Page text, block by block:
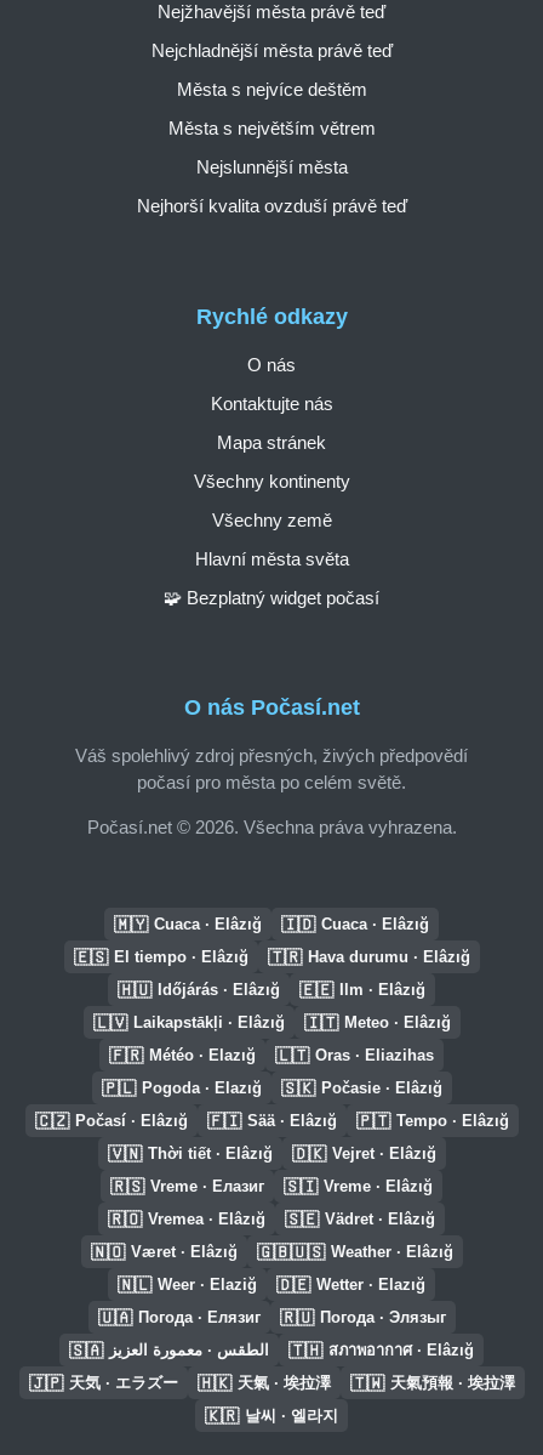
O nás Počasí.net
Váš spolehlivý zdroj přesných, živých předpovědí
počasí pro města po celém světě.
Počasí.net © 2026. Všechna práva vyhrazena.
Rychlé odkazy
O nás
Kontaktujte nás
Mapa stránek
Všechny kontinenty
Všechny země
Hlavní města světa
🧩 Bezplatný widget počasí
Nejžhavější města právě teď
Nejchladnější města právě teď
Města s nejvíce deštěm
Města s největším větrem
Nejslunnější města
Nejhorší kvalita ovzduší právě teď
🇲🇾 Cuaca · Elâzığ 🇮🇩 Cuaca · Elâzığ
🇪🇸 El tiempo · Elâzığ 🇹🇷 Hava durumu · Elâzığ
🇭🇺 Időjárás · Elâzığ 🇪🇪 Ilm · Elâzığ
🇱🇻 Laikapstākļi · Elâzığ 🇮🇹 Meteo · Elâzığ
🇫🇷 Météo · Elazığ 🇱🇹 Oras · Eliazihas
🇵🇱 Pogoda · Elazığ 🇸🇰 Počasie · Elâzığ
🇨🇿 Počasí · Elâzığ 🇫🇮 Sää · Elâzığ 🇵🇹 Tempo · Elâzığ
🇻🇳 Thời tiết · Elâzığ 🇩🇰 Vejret · Elâzığ
🇷🇸 Vreme · Елазиг 🇸🇮 Vreme · Elâzığ
🇷🇴 Vremea · Elâzığ 🇸🇪 Vädret · Elâzığ
🇳🇴 Været · Elâzığ 🇬🇧🇺🇸 Weather · Elâzığ
🇳🇱 Weer · Elaziğ 🇩🇪 Wetter · Elazığ
🇺🇦 Погода · Елязиг 🇷🇺 Погода · Элязыг
🇸🇦 الطقس · معمورة العزيز 🇹🇭 สภาพอากาศ · Elâzığ
🇯🇵 天気 · エラズー 🇭🇰 天氣 · 埃拉澤 🇹🇼 天氣預報 · 埃拉澤
🇰🇷 날씨 · 엘라지